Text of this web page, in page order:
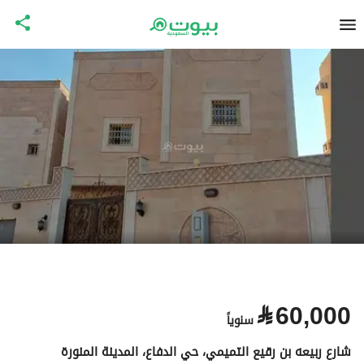
⃁60,000 سنوياً
شارع ربيعه بن رقيع التميمي، حي الدفاع، المدينة المنورة